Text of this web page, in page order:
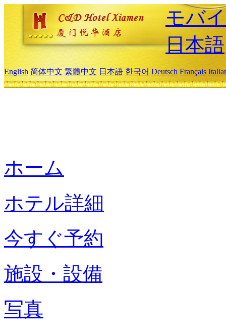
モバ
日本語
English 简体中文 繁體中文 日本語 한국어 Deutsch Français
ホーム
ホテル詳細
今すぐ予約
施設・設備
写真